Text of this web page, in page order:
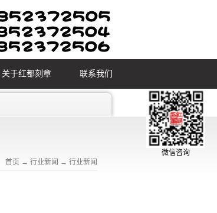
关于红都刻章 联系我们
首页 → 行业新闻 → 行业新闻
微信咨询